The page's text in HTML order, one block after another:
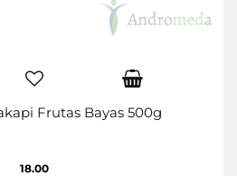
Frutas Bayas 500g
18.00